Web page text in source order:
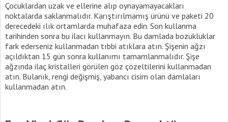
Çocuklardan uzak ve ellerine alıp oynayamayacakları
noktalarda saklanmalıdır. Karıştırılmamış ürünü ve paketi 20
derecedeki ılık ortamlarda muhafaza edin. Son kullanma
tarihinden sonra bu ilacı kullanmayın. Bu damlada bozukluklar
fark ederseniz kullanmadan tıbbi atıklara atın. Şişenin ağzı
açıldıktan 15 gün sonra kullanımı tamamlanmalıdır. Şişe
ağzında ilaç kristalleri görülen göz çözeltilerini kullanmadan
atın. Bulanık, rengi değişmiş, yabancı cisim olan damlaları
kullanmadan atın.